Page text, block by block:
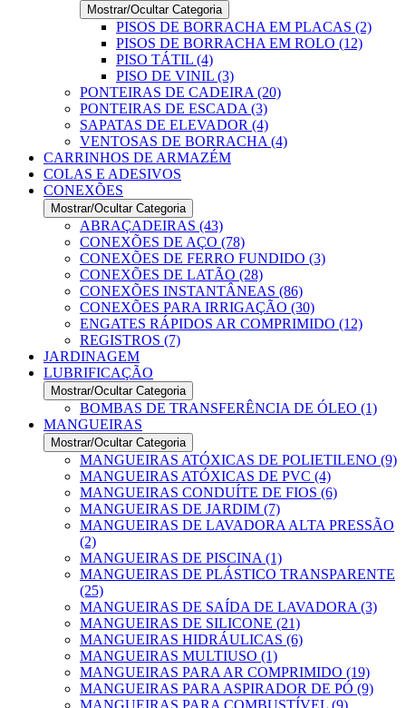
Mostrar/Ocultar Categoria
PISOS DE BORRACHA EM PLACAS (2)
PISOS DE BORRACHA EM ROLO (12)
PISO TÁTIL (4)
PISO DE VINIL (3)
PONTEIRAS DE CADEIRA (20)
PONTEIRAS DE ESCADA (3)
SAPATAS DE ELEVADOR (4)
VENTOSAS DE BORRACHA (4)
CARRINHOS DE ARMAZÉM
COLAS E ADESIVOS
CONEXÕES
Mostrar/Ocultar Categoria
ABRAÇADEIRAS (43)
CONEXÕES DE AÇO (78)
CONEXÕES DE FERRO FUNDIDO (3)
CONEXÕES DE LATÃO (28)
CONEXÕES INSTANTÂNEAS (86)
CONEXÕES PARA IRRIGAÇÃO (30)
ENGATES RÁPIDOS AR COMPRIMIDO (12)
REGISTROS (7)
JARDINAGEM
LUBRIFICAÇÃO
Mostrar/Ocultar Categoria
BOMBAS DE TRANSFERÊNCIA DE ÓLEO (1)
MANGUEIRAS
Mostrar/Ocultar Categoria
MANGUEIRAS ATÓXICAS DE POLIETILENO (9)
MANGUEIRAS ATÓXICAS DE PVC (4)
MANGUEIRAS CONDUÍTE DE FIOS (6)
MANGUEIRAS DE JARDIM (7)
MANGUEIRAS DE LAVADORA ALTA PRESSÃO
(2)
MANGUEIRAS DE PISCINA (1)
MANGUEIRAS DE PLÁSTICO TRANSPARENTE
(25)
MANGUEIRAS DE SAÍDA DE LAVADORA (3)
MANGUEIRAS DE SILICONE (21)
MANGUEIRAS HIDRÁULICAS (6)
MANGUEIRAS MULTIUSO (1)
MANGUEIRAS PARA AR COMPRIMIDO (19)
MANGUEIRAS PARA ASPIRADOR DE PÓ (9)
MANGUEIRAS PARA COMBUSTÍVEL (9)